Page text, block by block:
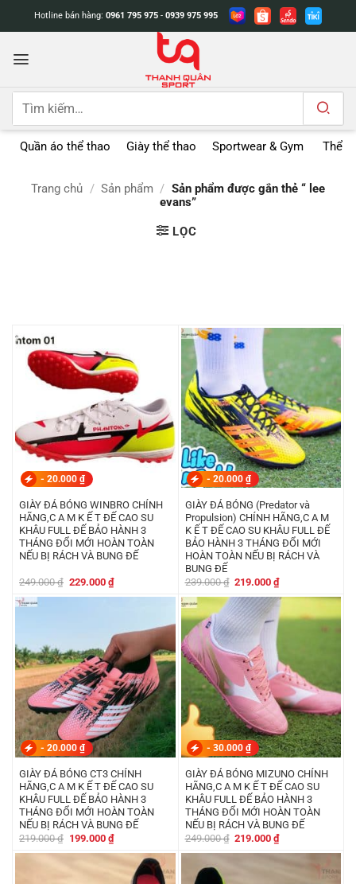
dung
Hotline bán hàng: 0961 795 975 - 0939 975 995
Tìm
Quần áo thể thao Giày thể thao Sportwear & Gym Thể
Trang chủ / Sản phẩm / Sản phẩm được gắn thẻ “ lee
evans”
LỌC
- 20.000 ₫
GIÀY ĐÁ BÓNG WINBRO CHÍNH
HÃNG,C A M K Ế T ĐẾ CAO SU
KHÂU FULL ĐẾ BẢO HÀNH 3
THÁNG ĐỔI MỚI HOÀN TOÀN
NẾU BỊ RÁCH VÀ BUNG ĐẾ
249.000₫ Giá
là:
229.000 ₫Giá
hiện
tại
- 20.000 ₫
GIÀY ĐÁ BÓNG (Predator và
Propulsion) CHÍNH HÃNG,C A M
K Ế T ĐẾ CAO SU KHÂU FULL ĐẾ
BẢO HÀNH 3 THÁNG ĐỔI MỚI
HOÀN TOÀN NẾU BỊ RÁCH VÀ
BUNG ĐẾ
239.000₫ Giá
là:
239.000 ₫.
219.000₫Giá
tại
là:
219.000 ₫.
- 20.000 ₫
GIÀY ĐÁ BÓNG CT3 CHÍNH
HÃNG,C A M K Ế T ĐẾ CAO SU
KHÂU FULL ĐẾ BẢO HÀNH 3
THÁNG ĐỔI MỚI HOÀN TOÀN
NẾU BỊ RÁCH VÀ BUNG ĐẾ
219.000₫ Giá
là:
199.000 ₫Giá
hiện
tại
là:
199.000 ₫.
- 30.000 ₫
GIÀY ĐÁ BÓNG MIZUNO CHÍNH
HÃNG,C A M K Ế T ĐẾ CAO SU
KHÂU FULL ĐẾ BẢO HÀNH 3
THÁNG ĐỔI MỚI HOÀN TOÀN
NẾU BỊ RÁCH VÀ BUNG ĐẾ
249.000₫ Giá
là:
219.000₫Giá
tại
219.000 ₫.